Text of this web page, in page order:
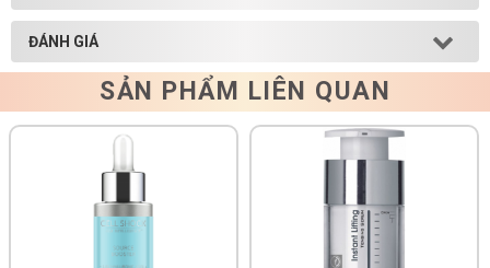
ĐÁNH GIÁ
SẢN PHẨM LIÊN QUAN